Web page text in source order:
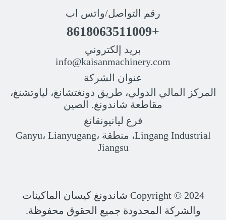
رقم التواصل/واتس اب
+8618063511009
بريد إلكتروني
info@kaisanmachinery.com
عنوان الشركة
المركز المالي الدولي، طريق دونغتشانغ، لياوتشنغ،
مقاطعة شاندونغ. الصين
فرع ليانيونقانغ
Lingang Industrial، منطقة Ganyu، Lianyugang،
Jiangsu
Copyright © 2024 شاندونغ كيسان الماكينات
والشركة المحدودة جميع الحقوق محفوظة.